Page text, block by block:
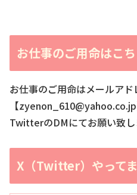
お仕事のご用命はこち
お仕事のご用命はメールアド
【
TwitterのDMにてお願い致し
X（Twitter）やって